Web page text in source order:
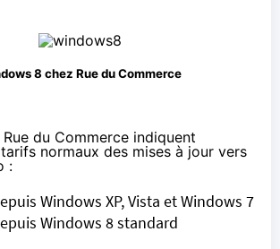
8 chez Rue du Commerce
du Commerce indiquent
normaux des mises à jour vers
:
Windows XP, Vista et Windows 7
Windows 8 standard